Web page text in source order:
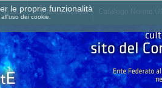
Come associarsi
le proprie funzionalità
dei cookie.